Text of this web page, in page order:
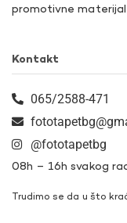
promotivne
Kontakt
065/2588-471
@fototapetbg
08h – 16h svakog
Trudimo se da u što